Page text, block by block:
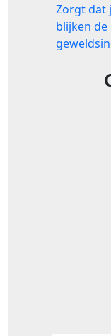
Zorgt dat
blijken